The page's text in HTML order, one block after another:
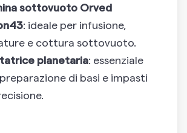
sottovuoto Orved
: ideale per infusione,
e cottura sottovuoto.
planetaria: essenziale
di basi e impasti